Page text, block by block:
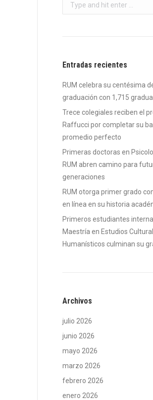
Entradas recientes
RUM celebra su centésima
graduación con 1,715
Trece colegiales reciben el
Raffucci por completar su
promedio perfecto
Primeras doctoras en
RUM abren camino para
generaciones
RUM otorga primer grado
en línea en su historia
Primeros estudiantes
Maestría en Estudios
Humanísticos culminan su
Archivos
julio 2026
junio 2026
mayo 2026
marzo 2026
febrero 2026
enero 2026